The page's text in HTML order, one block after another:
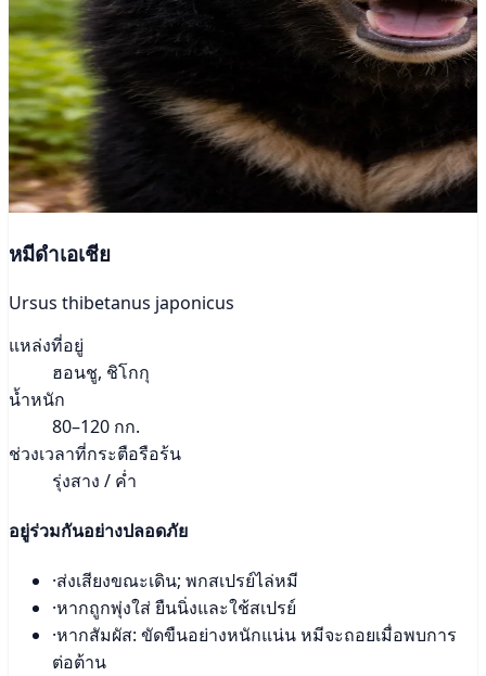
หมีดำเอเชีย
Ursus thibetanus japonicus
แหล่งที่อยู่
ฮอนชู, ชิโกกุ
น้ำหนัก
80–120 กก.
ช่วงเวลาที่กระตือรือร้น
รุ่งสาง / ค่ำ
อยู่ร่วมกันอย่างปลอดภัย
·ส่งเสียงขณะเดิน; พกสเปรย์ไล่หมี
·หากถูกพุ่งใส่ ยืนนิ่งและใช้สเปรย์
·หากสัมผัส: ขัดขืนอย่างหนักแน่น หมีจะถอยเมื่อพบการ
ต่อต้าน